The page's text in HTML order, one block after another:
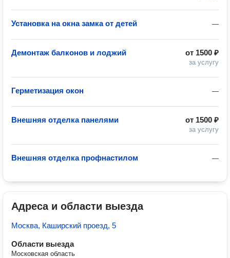
—
Установка на окна замка от детей
от 1500 ₽
за услугу
Демонтаж балконов и лоджий
—
Герметизация окон
от 1500 ₽
за услугу
Внешняя отделка панелями
—
Внешняя отделка профнастилом
Адреса и области выезда
Москва, Каширский проезд, 5
Области выезда
Московская область